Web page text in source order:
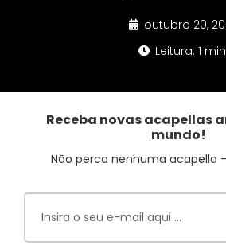
outubro 20,
Leitura: 1 min
Receba novas acapellas
mundo!
Não perca nenhuma acapella